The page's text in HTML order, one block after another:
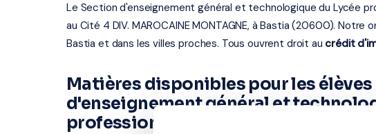
Le Section d'enseignement général et technologique du Lycée
au Cité 4 DIV. MAROCAINE MONTAGNE, à Bastia (20600).
Bastia et dans les villes proches. Tous ouvrent droit au crédit
Matières disponibles pour les
d'enseignement général et
professionnel Fred Scamaroni Bastia